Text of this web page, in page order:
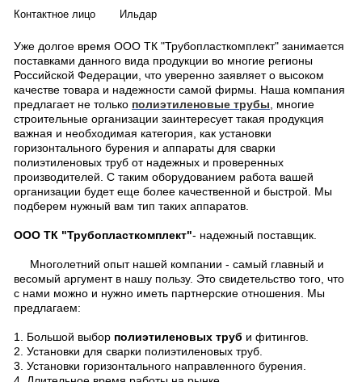
Контактное лицо
Ильдар
Уже долгое время ООО ТК "Трубопласткомплект" занимается
поставками данного вида продукции во многие регионы
Российской Федерации, что уверенно заявляет о высоком
качестве товара и надежности самой фирмы. Наша компания
предлагает не только полиэтиленовые трубы , многие
строительные организации заинтересует такая продукция
важная и необходимая категория, как установки
горизонтального бурения и аппараты для сварки
полиэтиленовых труб от надежных и проверенных
производителей. С таким оборудованием работа вашей
организации будет еще более качественной и быстрой. Мы
подберем нужный вам тип таких аппаратов.
ООО ТК "Трубопласткомплект"- надежный поставщик.
Многолетний опыт нашей компании - самый главный и
весомый аргумент в нашу пользу. Это свидетельство того, что
с нами можно и нужно иметь партнерские отношения. Мы
предлагаем:
1. Большой выбор полиэтиленовых труб и фитингов.
2. Установки для сварки полиэтиленовых труб.
3. Установки горизонтального направленного бурения.